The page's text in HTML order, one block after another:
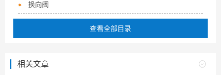
换向阀
查看全部目录
相关文章